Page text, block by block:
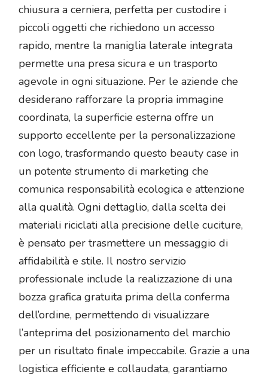
chiusura a cerniera, perfetta per custodire i
piccoli oggetti che richiedono un accesso
rapido, mentre la maniglia laterale integrata
permette una presa sicura e un trasporto
agevole in ogni situazione. Per le aziende che
desiderano rafforzare la propria immagine
coordinata, la superficie esterna offre un
supporto eccellente per la personalizzazione
con logo, trasformando questo beauty case in
un potente strumento di marketing che
comunica responsabilità ecologica e attenzione
alla qualità. Ogni dettaglio, dalla scelta dei
materiali riciclati alla precisione delle cuciture,
è pensato per trasmettere un messaggio di
affidabilità e stile. Il nostro servizio
professionale include la realizzazione di una
bozza grafica gratuita prima della conferma
dell’ordine, permettendo di visualizzare
l’anteprima del posizionamento del marchio
per un risultato finale impeccabile. Grazie a una
logistica efficiente e collaudata, garantiamo